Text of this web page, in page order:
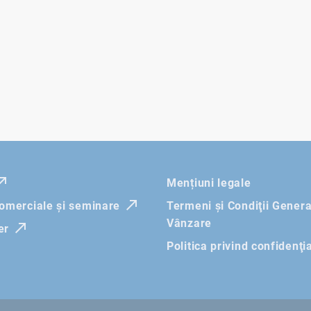
și seminare
Mențiuni legale
Termeni şi Condiţii
Vânzare
Politica privind